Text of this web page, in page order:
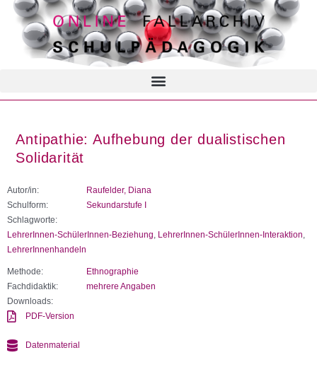
Antipathie: Aufhebung der dualistischen
Solidarität
Autor/in:
Raufelder, Diana
Schulform:
Sekundarstufe I
Schlagworte:
LehrerInnen-SchülerInnen-Beziehung LehrerInnen-SchülerInnen-Interaktion
LehrerInnenhandeln
Methode:
Ethnographie
Fachdidaktik:
mehrere Angaben
Downloads:
PDF-Version
Datenmaterial